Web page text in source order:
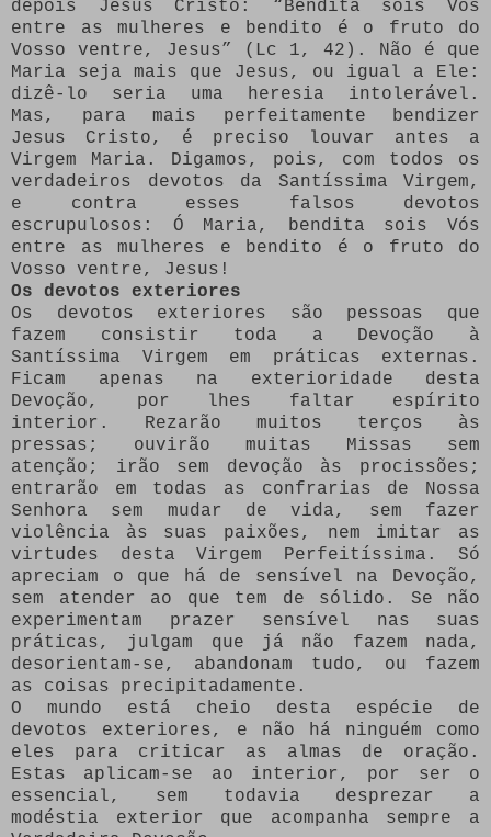
depois Jesus Cristo: “Bendita sois Vós
entre as mulheres e bendito é o fruto do
Vosso ventre, Jesus” (Lc 1, 42). Não é que
Maria seja mais que Jesus, ou igual a Ele:
dizê-lo seria uma heresia intolerável.
Mas, para mais perfeitamente bendizer
Jesus Cristo, é preciso louvar antes a
Virgem Maria. Digamos, pois, com todos os
verdadeiros devotos da Santíssima Virgem,
e contra esses falsos devotos
escrupulosos: Ó Maria, bendita sois Vós
entre as mulheres e bendito é o fruto do
Vosso ventre, Jesus!
Os devotos exteriores
Os devotos exteriores são pessoas que
fazem consistir toda a Devoção à
Santíssima Virgem em práticas externas.
Ficam apenas na exterioridade desta
Devoção, por lhes faltar espírito
interior. Rezarão muitos terços às
pressas; ouvirão muitas Missas sem
atenção; irão sem devoção às procissões;
entrarão em todas as confrarias de Nossa
Senhora sem mudar de vida, sem fazer
violência às suas paixões, nem imitar as
virtudes desta Virgem Perfeitíssima. Só
apreciam o que há de sensível na Devoção,
sem atender ao que tem de sólido. Se não
experimentam prazer sensível nas suas
práticas, julgam que já não fazem nada,
desorientam-se, abandonam tudo, ou fazem
as coisas precipitadamente.
O mundo está cheio desta espécie de
devotos exteriores, e não há ninguém como
eles para criticar as almas de oração.
Estas aplicam-se ao interior, por ser o
essencial, sem todavia desprezar a
modéstia exterior que acompanha sempre a